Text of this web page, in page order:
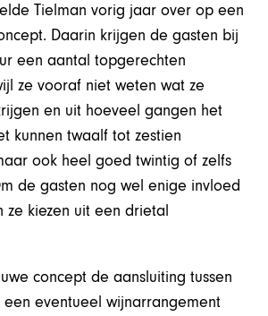
Tielman vorig jaar over op een
Daarin krijgen de gasten bij
een aantal topgerechten
ze vooraf niet weten wat ze
en uit hoeveel gangen het
kunnen twaalf tot zestien
ook heel goed twintig of zelfs
de gasten nog wel enige invloed
ze kiezen uit een drietal
concept de aansluiting tussen
eventueel wijnarrangement